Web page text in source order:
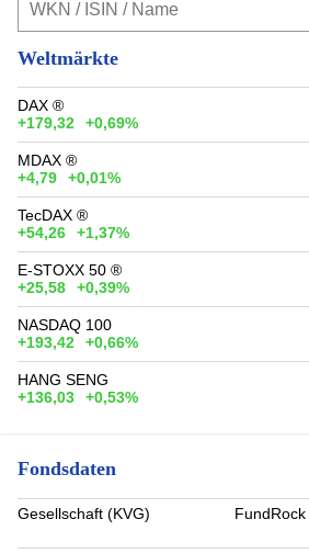
Weltmärkte
DAX ®
+179,32
+0,69%
MDAX ®
+4,79
+0,01%
TecDAX ®
+54,26
+1,37%
E-STOXX 50 ®
+25,58
+0,39%
NASDAQ 100
+193,42
+0,66%
HANG SENG
+136,03
+0,53%
Fondsdaten
Gesellschaft (KVG)